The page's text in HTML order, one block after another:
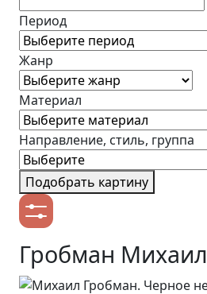
Период
Жанр
Материал
Направление, стиль, группа
Подобрать картину
Гробман Михаил